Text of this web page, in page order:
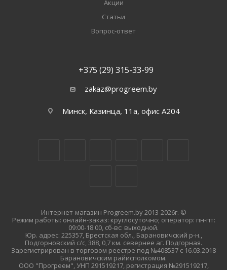
Акции
Статьи
Вопрос-ответ
+375 (29) 315-33-99
zakaz@progreem.by
Минск, Казинца, 11а, офис А204
Интернет-магазин Progreem.by 2013-2026г. ©
Режим работы: онлайн-заказ: круглосуточно; оператор: пн-пт:
09:00-18:00, сб-вс: выходной.
Юр. адрес: 225357, Брестская обл., Барановичский р-н.,
Подгорновский с/с, 388, 0,7 км. севернее аг. Подгорная.
Зарегистрирован в торговом реестре под №408537 с 16.03.2018
Барановичским райисполкомом.
ООО "Прогреем", УНП 291519217, регистрация №291519217,